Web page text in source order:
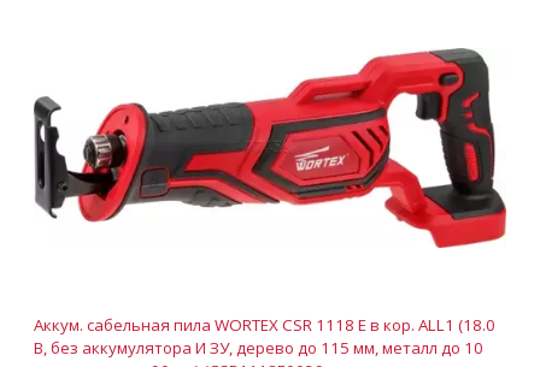
Аккум. сабельная пила WORTEX CSR 1118 E в кор. ALL1 (18.0
В, без аккумулятора И ЗУ, дерево до 115 мм, металл до 10